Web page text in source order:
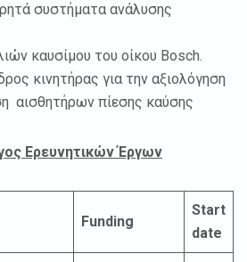
συστήματα ανάλυσης
καυσίμου του οίκου Bosch.
κινητήρας για την αξιολόγηση
αισθητήρων πίεσης καύσης
Ερευνητικών Έργων
Funding
Start
date